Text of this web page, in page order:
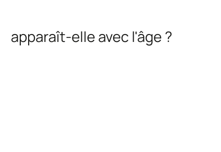
apparaît-elle avec l'âge ?